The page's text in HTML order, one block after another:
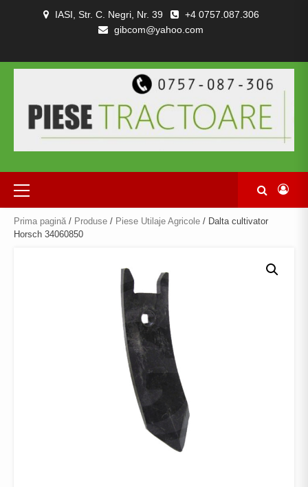
IASI, Str. C. Negri, Nr. 39
+4 0757.087.306
gibcom@yahoo.com
TRACTOARE
SI
COMBINE
NOI
DE
CONFIDENȚIALITATEA
SI
CONDITII
Primary
Menu
Prima pagină / Produse / Piese Utilaje Agricole / Dalta cultivator
Horsch 34060850